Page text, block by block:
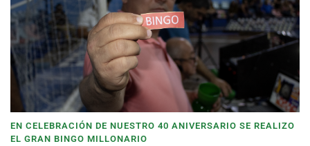
EN CELEBRACIÓN DE NUESTRO 40 ANIVERSARIO SE REALIZO
EL GRAN BINGO MILLONARIO